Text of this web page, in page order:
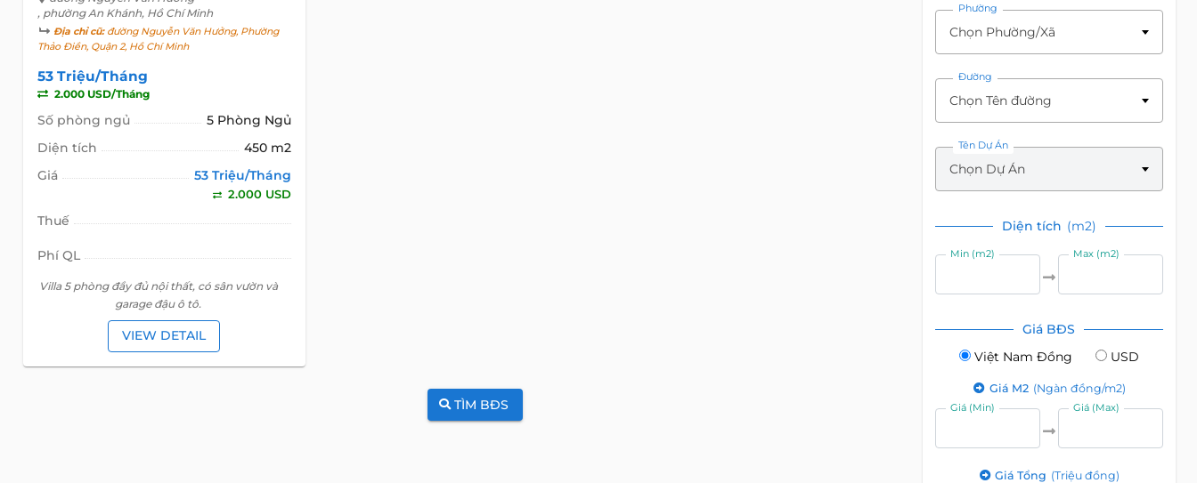
, phường An Khánh, Hồ Chí Minh
Địa chỉ cũ:đường Nguyễn Văn Hưởng, Phường
Thảo Điền, Quận 2, Hồ Chí Minh
53 Triệu/Tháng
2.000 USD/Tháng
Số phòng ngủ
5 Phòng Ngủ
Diện tích
450 m2
Giá
53 Triệu/Tháng
2.000 USD
Thuế
Phí QL
Villa 5 phòng đầy đủ nội thất, có sân vườn và
garage đậu ô tô.
VIEW DETAIL
TÌM BĐS
Phường
Chọn Phường/Xã
Đường
Chọn Tên đường
Tên Dự Án
Chọn Dự Án
Diện tích (m2)
Min (m2) Max (m2)
Giá BĐS
Việt Nam Đồng
USD
Giá M2 (Ngàn đồng/m2)
Giá (Min) Giá (Max)
Giá Tổng (Triệu đồng)